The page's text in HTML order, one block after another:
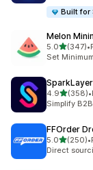
Built for
Melon
5.0滿分 5 顆
(347)
共有 347 則•
Set
4.9滿分 5 顆
(358)
共有 358 則•
Simplify
FFOrder
5.0滿分 5 顆
(250)
共有 250 則•
Direct